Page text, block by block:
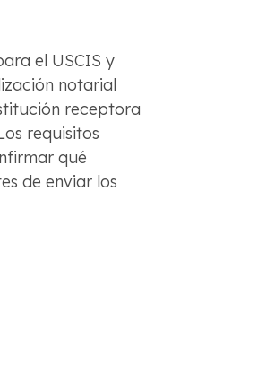
el USCIS y
notarial
receptora
requisitos
qué
de enviar los